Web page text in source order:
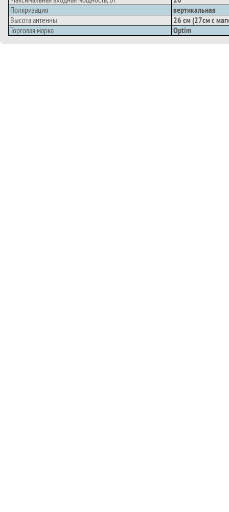
Поляризация
вертикальная
Высота антенны
26 см (27см с
Торговая марка
Optim